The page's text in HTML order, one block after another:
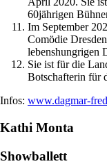
60jährigen
Im September
Comödie
lebenshungrigen
Sie ist für die
Botschafterin für
Infos: www.dagmar-
Kathi Monta
Showballett